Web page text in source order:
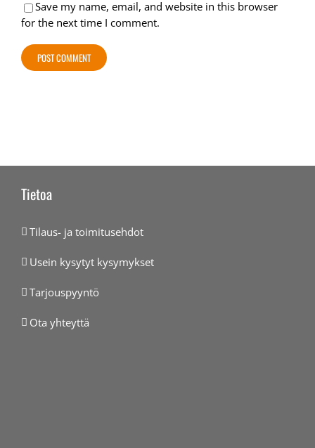
Save my name, email, and website in this browser
for the next time I comment.
Tietoa
Tilaus- ja toimitusehdot
Usein kysytyt kysymykset
Tarjouspyyntö
Ota yhteyttä